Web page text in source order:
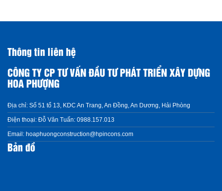
Thông tin liên hệ
CÔNG TY CP TƯ VẤN ĐẦU TƯ PHÁT TRIỂN XÂY DỰNG
HOA PHƯỢNG
Địa chỉ: Số 51 tổ 13, KDC An Trang, An Đồng, An Dương, Hải Phòng
Điện thoại: Đỗ Văn Tuấn: 0988.157.013
Email: hoaphuongconstruction@hpincons.com
Bản đồ